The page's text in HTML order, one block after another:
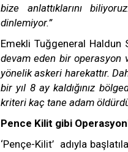
bize anlattıklarını
dinlemiyor.”
Emekli Tuğgeneral Haldun
devam eden bir operasyon
yönelik askeri harekattır.
bir yıl 8 ay kaldığınız
kriteri kaç tane adam
Pence Kilit gibi
‘Pençe-Kilit’ adıyla